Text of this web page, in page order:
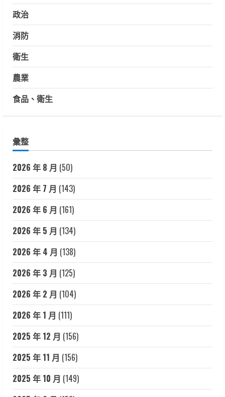
政治
消防
衛生
農業
食品、衛生
彙整
2026 年 8 月 (50)
2026 年 7 月 (143)
2026 年 6 月 (161)
2026 年 5 月 (134)
2026 年 4 月 (138)
2026 年 3 月 (125)
2026 年 2 月 (104)
2026 年 1 月 (111)
2025 年 12 月 (156)
2025 年 11 月 (156)
2025 年 10 月 (149)